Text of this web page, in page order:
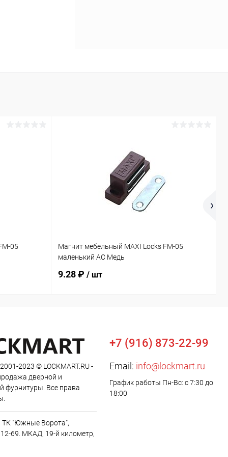
05
Магнит мебельный MAXI Locks FM-05
маленький AC Медь
9.28 ₽ / шт
2023 © LOCKMART.RU -
дверной и
фурнитуры. Все права
ТК "Южные Ворота",
69. МКАД, 19-й километр,
+7 (916) 873-22-99
Email: info@lockmart.ru
График работы Пн-Вс: с 7:30 до
18:00